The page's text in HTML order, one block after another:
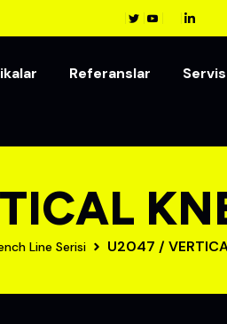
Referanslar Servis
Line Serisi U2047 /